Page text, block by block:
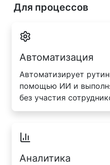
Для процессов
Автоматизация
Автоматизирует
помощью ИИ и
без участия
Аналитика